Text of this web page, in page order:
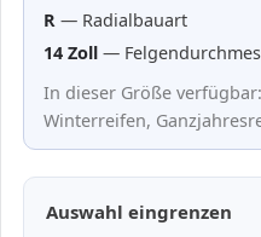
R — Radialbauart
14 Zoll —
In dieser Größe
Winterreifen,
Auswahl eingrenzen